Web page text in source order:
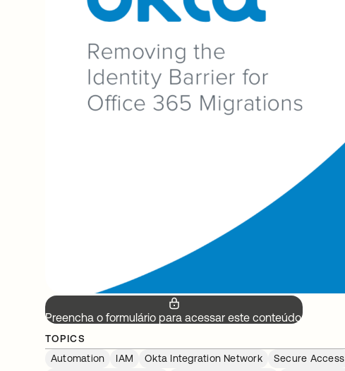
Preencha o formulário para acessar este conteúdo.
TOPICS
Automation
IAM Okta Integration Network Secure Access